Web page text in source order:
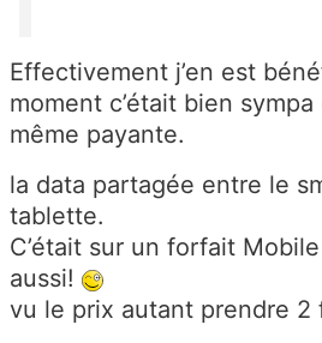
Effectivement j’en est
moment c’était bien
même payante.
la data partagée entre le
tablette.
C’était sur un forfait
aussi!
vu le prix autant prendre 2